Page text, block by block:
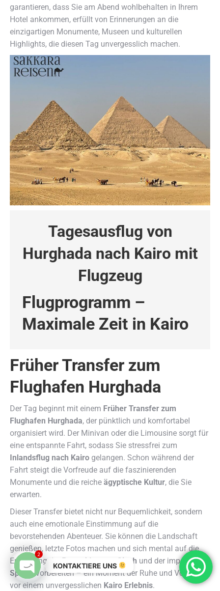
garantieren, dass Sie am Abend wohlbehalten in Ihrem
Hotel ankommen, erfüllt von Erinnerungen an die
einzigartigen Monumente, Museen und kulturellen
Highlights, die diesen Tag unvergesslich machen.
Tagesausflug von
Hurghada nach Kairo mit
Flugzeug
Flugprogramm –
Maximale Zeit in Kairo
Früher Transfer zum
Flughafen Hurghada
Der Tag beginnt mit einem Früher Transfer zum
Flughafen Hurghada, der pünktlich und komfortabel
organisiert wird. Der Minivan oder die Limousine sorgt für
eine entspannte Fahrt, sodass Sie stressfrei zum
Inlandsflug nach Kairo gelangen. Schon während der
Fahrt steigt die Vorfreude auf die faszinierenden
Monumente und die reiche ägyptische Kultur, die Sie
erwarten.
Dieser Transfer bietet nicht nur Bequemlichkeit, sondern
auch eine emotionale Einstimmung auf die
bevorstehenden Abenteuer. Sie können die Landschaft
genießen, letzte Fotos machen und sich mental auf die
Erkundung derPyramiden von Gizeh und der imposanten
Sphinxvorbereiten – ein Moment der Ruhe und Vorfreude
vor einem unvergesslichen Kairo Erlebnis.
KONTAKTIERE UNS
Open chaty
2